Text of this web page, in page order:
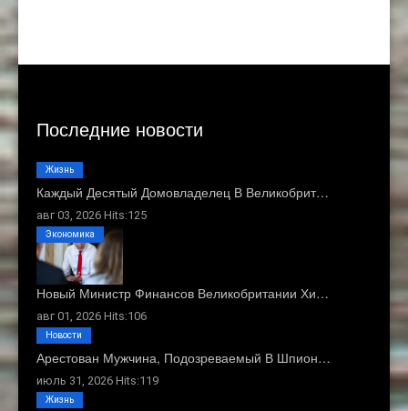
Последние новости
Каждый Десятый Домовладелец В Великобрит…
авг 03, 2026 Hits:125
Жизнь
Новый Министр Финансов Великобритании Хи…
авг 01, 2026 Hits:106
Экономика
Арестован Мужчина, Подозреваемый В Шпион…
июль 31, 2026 Hits:119
Новости
Жизнь